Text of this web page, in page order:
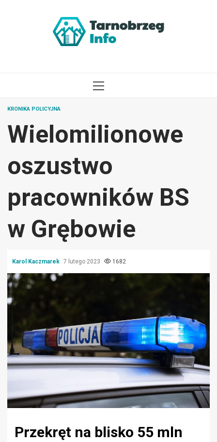
MENU
KRONIKA POLICYJNA
Wielomilionowe
oszustwo
pracowników BS
w Grębowie
Karol Kaczmarek 7 lutego 2023 1682
Przekręt na blisko 55 mln